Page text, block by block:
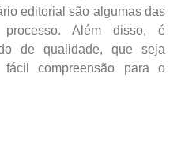
editorial são algumas das
processo. Além disso, é
de qualidade, que seja
compreensão para o